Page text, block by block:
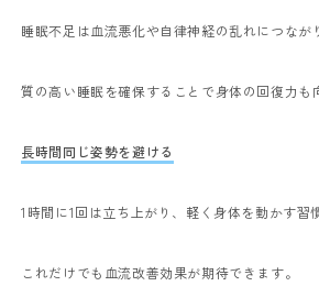
睡眠不足は血流悪化や自律神経の乱れにつなが
質の高い睡眠を確保することで身体の回復力も
長時間同じ姿勢を避ける
1時間に1回は立ち上がり、軽く身体を動かす習
これだけでも血流改善効果が期待できます。